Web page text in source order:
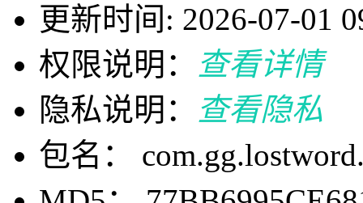
更新时间: 2026-07-01
权限说明：
查看详情
隐私说明：
查看隐私
包名：